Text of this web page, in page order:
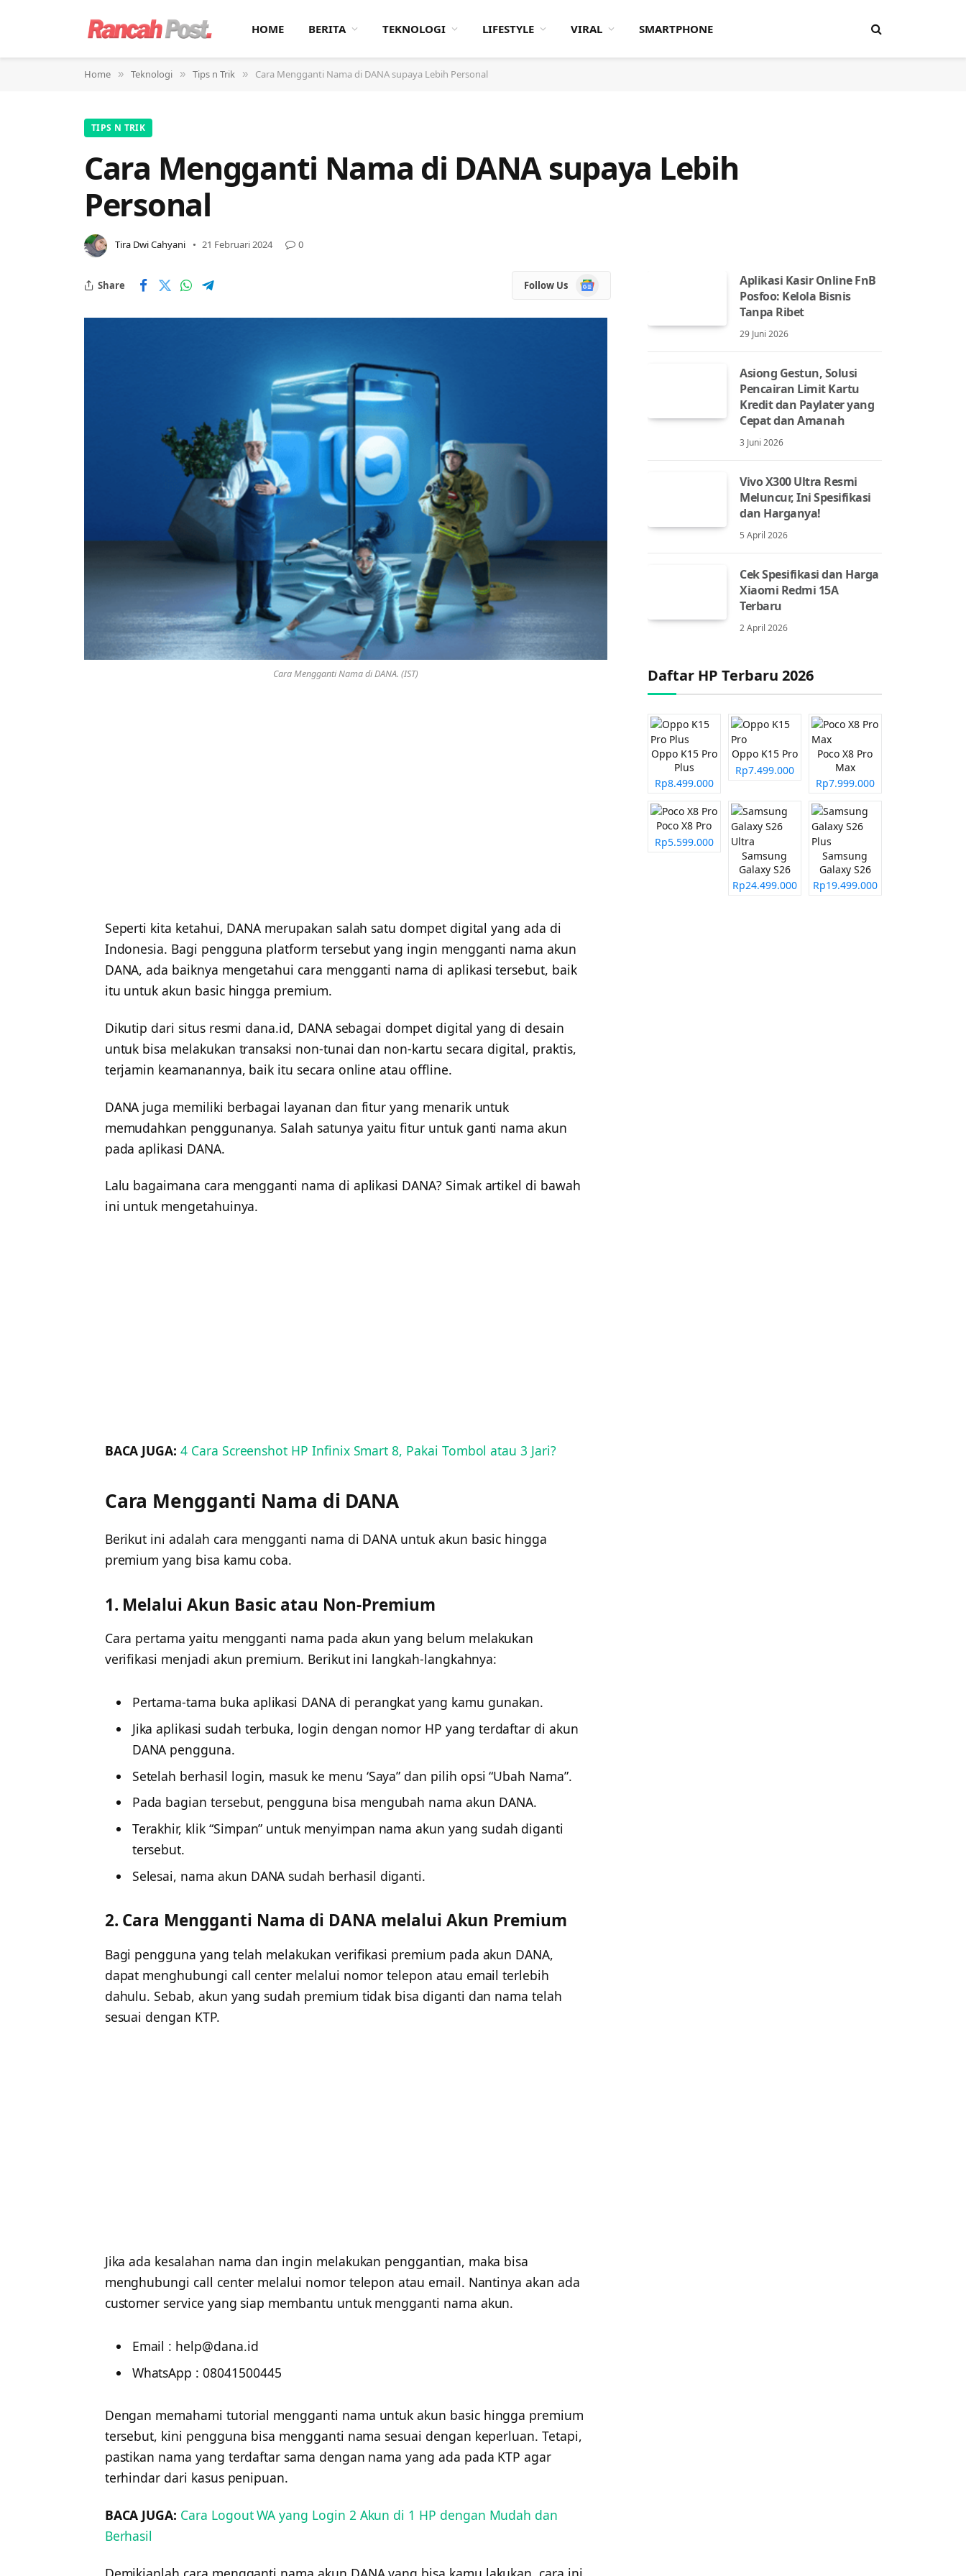
HOME BERITA TEKNOLOGI LIFESTYLE VIRAL SMARTPHONE
Home » Teknologi » Tips n Trik » Cara Mengganti Nama di DANA supaya Lebih Personal
TIPS N TRIK
Cara Mengganti Nama di DANA supaya Lebih
Personal
Tira Dwi Cahyani 21 Februari 2024 0
Share Follow Us
Google
News
Cara Mengganti Nama di DANA. (IST)
Seperti kita ketahui, DANA merupakan salah satu dompet digital yang ada di
Indonesia. Bagi pengguna platform tersebut yang ingin mengganti nama akun
DANA, ada baiknya mengetahui cara mengganti nama di aplikasi tersebut, baik
itu untuk akun basic hingga premium.
Dikutip dari situs resmi dana.id, DANA sebagai dompet digital yang di desain
untuk bisa melakukan transaksi non-tunai dan non-kartu secara digital, praktis,
terjamin keamanannya, baik itu secara online atau offline.
DANA juga memiliki berbagai layanan dan fitur yang menarik untuk
memudahkan penggunanya. Salah satunya yaitu fitur untuk ganti nama akun
pada aplikasi DANA.
Lalu bagaimana cara mengganti nama di aplikasi DANA? Simak artikel di bawah
ini untuk mengetahuinya.
BACA JUGA:4 Cara Screenshot HP Infinix Smart 8, Pakai Tombol atau 3 Jari?
Cara Mengganti Nama di DANA
Berikut ini adalah cara mengganti nama di DANA untuk akun basic hingga
premium yang bisa kamu coba.
1. Melalui Akun Basic atau Non-Premium
Cara pertama yaitu mengganti nama pada akun yang belum melakukan
verifikasi menjadi akun premium. Berikut ini langkah-langkahnya:
Pertama-tama buka aplikasi DANA di perangkat yang kamu gunakan.
Jika aplikasi sudah terbuka, login dengan nomor HP yang terdaftar di akun
DANA pengguna.
Setelah berhasil login, masuk ke menu ‘Saya” dan pilih opsi “Ubah Nama”.
Pada bagian tersebut, pengguna bisa mengubah nama akun DANA.
Terakhir, klik “Simpan” untuk menyimpan nama akun yang sudah diganti
tersebut.
Selesai, nama akun DANA sudah berhasil diganti.
2. Cara Mengganti Nama di DANA melalui Akun Premium
Bagi pengguna yang telah melakukan verifikasi premium pada akun DANA,
dapat menghubungi call center melalui nomor telepon atau email terlebih
dahulu. Sebab, akun yang sudah premium tidak bisa diganti dan nama telah
sesuai dengan KTP.
Jika ada kesalahan nama dan ingin melakukan penggantian, maka bisa
menghubungi call center melalui nomor telepon atau email. Nantinya akan ada
customer service yang siap membantu untuk mengganti nama akun.
Email : help@dana.id
WhatsApp : 08041500445
Dengan memahami tutorial mengganti nama untuk akun basic hingga premium
tersebut, kini pengguna bisa mengganti nama sesuai dengan keperluan. Tetapi,
pastikan nama yang terdaftar sama dengan nama yang ada pada KTP agar
terhindar dari kasus penipuan.
BACA JUGA: Cara Logout WA yang Login 2 Akun di 1 HP dengan Mudah dan
Berhasil
Aplikasi Kasir Online FnB
Posfoo: Kelola Bisnis
Tanpa Ribet
29 Juni 2026
Asiong Gestun, Solusi
Pencairan Limit Kartu
Kredit dan Paylater yang
Cepat dan Amanah
3 Juni 2026
Vivo X300 Ultra Resmi
Meluncur, Ini Spesifikasi
dan Harganya!
5 April 2026
Cek Spesifikasi dan Harga
Xiaomi Redmi 15A
Terbaru
2 April 2026
Daftar HP Terbaru 2026
Oppo K15 Pro
Plus
Rp8.499.000
Oppo K15 Pro
Rp7.499.000
Poco X8 Pro
Max
Rp7.999.000
Poco X8 Pro
Rp5.599.000
Samsung
Galaxy S26
Ultra
Rp24.499.000
Samsung
Galaxy S26
Plus
Rp19.499.000